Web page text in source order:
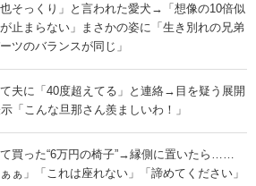
也そっくり」と言われた愛犬→「想像の10倍似
止まらない」まさかの姿に「生き別れの兄弟
ツのバランスが同じ」
夫に「40度超えてる」と連絡→目を疑う展開
「こんな旦那さん羨ましいわ！」
買った“6万円の椅子”→縁側に置いたら……
ぁぁ」「これは座れない」「諦めてください」